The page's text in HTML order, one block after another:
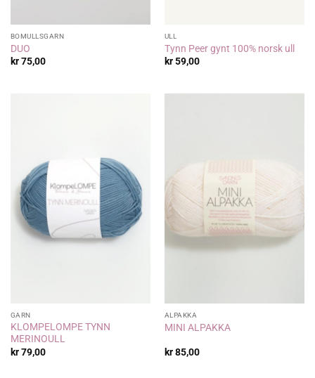
BOMULLSGARN
DUO
kr75,00
ULL
Tynn Peer gynt 100% norsk ull
kr59,00
GARN
KLOMPELOMPE TYNN
MERINOULL
kr79,00
ALPAKKA
MINI ALPAKKA
kr85,00